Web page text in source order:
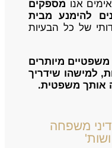
משפחה
אנו מספקים
להימנע מבית
של כל הבעיות
מיותרים
למישהו שידריך
אותך משפטית.